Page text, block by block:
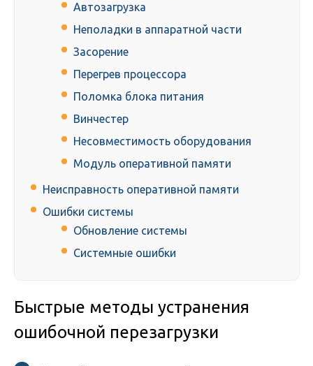
Автозагрузка
Неполадки в аппаратной части
Засорение
Перегрев процессора
Поломка блока питания
Винчестер
Несовместимость оборудования
Модуль оперативной памяти
Неисправность оперативной памяти
Ошибки системы
Обновление системы
Системные ошибки
Быстрые методы устранения
ошибочной перезагрузки